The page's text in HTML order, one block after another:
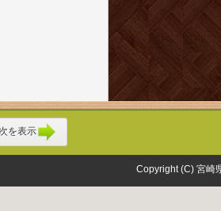
次を表示
Copyright (C) 宮崎